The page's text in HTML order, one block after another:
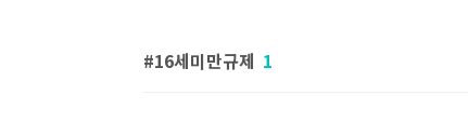
16세미만규제 1